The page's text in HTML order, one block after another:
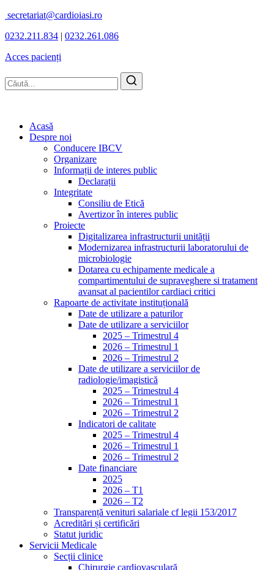
secretariat@cardioiasi.ro
0232.211.834 | 0232.261.086
Acces pacienți
Acasă
Despre noi
Conducere IBCV
Organizare
Informații de interes public
Declarații
Integritate
Consiliu de Etică
Avertizor în interes public
Proiecte
Digitalizarea infrastructurii unității
Modernizarea infrastructurii laboratorului de
microbiologie
Dotarea cu echipamente medicale a
compartimentului de supraveghere si tratament
avansat al pacientilor cardiaci critici
Rapoarte de activitate instituțională
Date de utilizare a paturilor
Date de utilizare a serviciilor
2025 – Trimestrul 4
2026 – Trimestrul 1
2026 – Trimestrul 2
Date de utilizare a serviciilor de
radiologie/imagistică
2025 – Trimestrul 4
2026 – Trimestrul 1
2026 – Trimestrul 2
Indicatori de calitate
2025 – Trimestrul 4
2026 – Trimestrul 1
2026 – Trimestrul 2
Date financiare
2025
2026 – T1
2026 – T2
Transparență venituri salariale cf legii 153/2017
Acreditări și certificări
Statut juridic
Servicii Medicale
Secții clinice
Chirurgie cardiovasculară